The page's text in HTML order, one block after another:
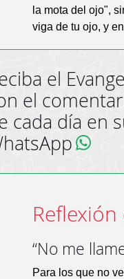
la mota del ojo",
viga de tu ojo, y
el
el
cada día en
“No me
Para los que no